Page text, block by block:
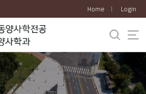
Home Login